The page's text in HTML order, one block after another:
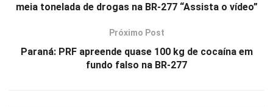
meia tonelada de drogas na BR-277 “Assista o vídeo”
Próximo Post
Paraná: PRF apreende quase 100 kg de cocaína em
fundo falso na BR-277